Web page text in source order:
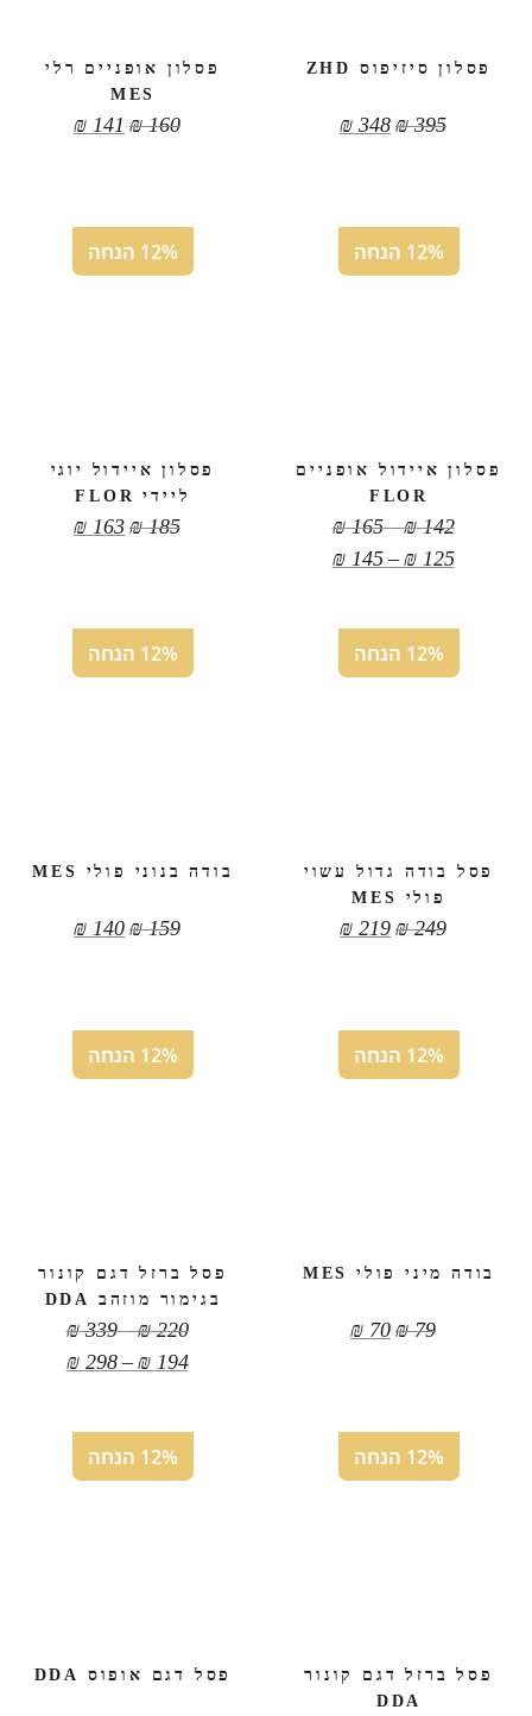
פסלון סיזיפוס ZHD
₪395
₪ 348
פסלון אופניים רלי
MES
₪160
₪ 141
12% הנחה
פסלון איידול אופניים
FLOR
₪142
–
₪165 טווח
₪125
–
₪145
מחירים:
12% הנחה
פסלון איידול יוגי
ליידי FLOR
₪185
₪ 163
12% הנחה
פסל בודה גדול עשוי
פולי MES
₪249
₪ 219
12% הנחה
בודה בנוני פולי MES
₪159
₪ 140
12% הנחה
בודה מיני פולי MES
₪79
₪ 70
12% הנחה
פסל ברזל דגם קונור
בגימור מוזהב DDA
₪220
–
₪339 טווח
₪194
–
₪298
12% הנחה
פסל ברזל דגם קונור
DDA
12% הנחה
פסל דגם אופוס DDA